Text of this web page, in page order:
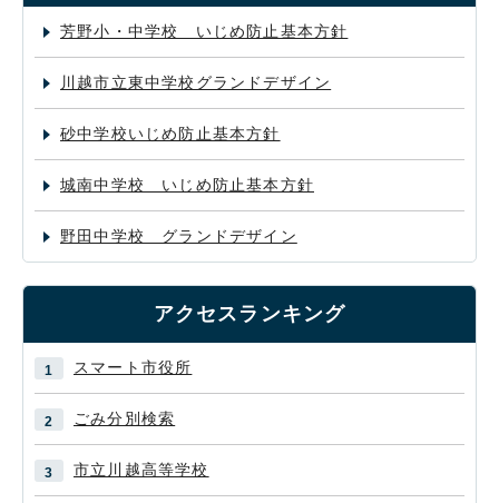
芳野小・中学校 いじめ防止基本方針
川越市立東中学校グランドデザイン
砂中学校いじめ防止基本方針
城南中学校 いじめ防止基本方針
野田中学校 グランドデザイン
アクセスランキング
スマート市役所
ごみ分別検索
市立川越高等学校